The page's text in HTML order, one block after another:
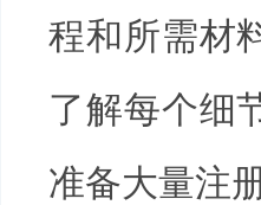
程和所需材
了解每个细
准备大量注